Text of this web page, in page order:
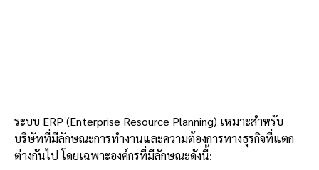
ระบบ ERP (Enterprise Resource Planning) เหมาะสำหรับ
บริษัทที่มีลักษณะการทำงานและความต้องการทางธุรกิจที่แตก
ต่างกันไป โดยเฉพาะองค์กรที่มีลักษณะดังนี้: